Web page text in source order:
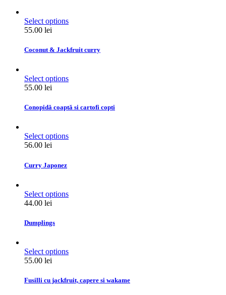
Select options
55.00 lei
Coconut & Jackfruit curry
Select options
55.00 lei
Conopidă coaptă si cartofi copti
Select options
56.00 lei
Curry Japonez
Select options
44.00 lei
Dumplings
Select options
55.00 lei
Fusilli cu jackfruit, capere si wakame